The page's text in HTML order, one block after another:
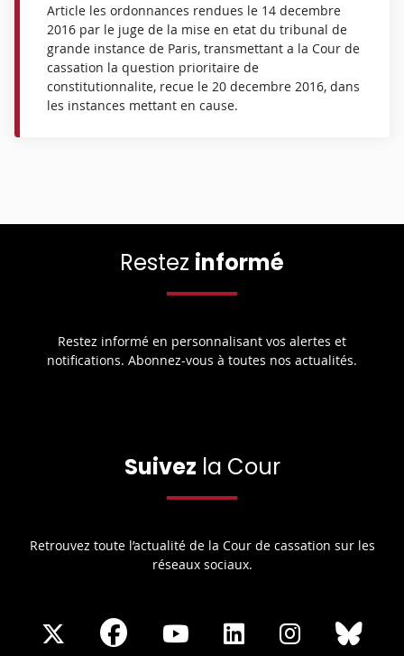
Article les ordonnances rendues le 14 decembre
2016 par le juge de la mise en etat du tribunal de
grande instance de Paris, transmettant a la Cour de
cassation la question prioritaire de
constitutionnalite, recue le 20 decembre 2016, dans
les instances mettant en cause.
Restez informé
Restez informé en personnalisant vos alertes et
notifications. Abonnez-vous à toutes nos actualités.
Suivez la Cour
Retrouvez toute l’actualité de la Cour de cassation sur les
réseaux sociaux.
ShareShare
Share
Share
Share